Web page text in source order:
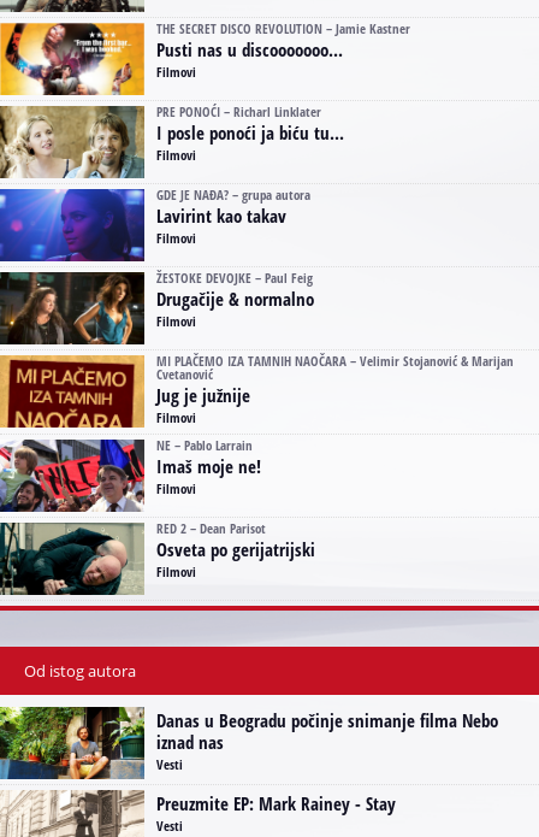
THE SECRET DISCO REVOLUTION – Jamie Kastner
Pusti nas u discooooooo...
Filmovi
PRE PONOĆI – Richarl Linklater
I posle ponoći ja biću tu...
Filmovi
GDE JE NAĐA? – grupa autora
Lavirint kao takav
Filmovi
ŽESTOKE DEVOJKE – Paul Feig
Drugačije & normalno
Filmovi
MI PLAČEMO IZA TAMNIH NAOČARA – Velimir Stojanović & Marijan
Cvetanović
Jug je južnije
Filmovi
NE – Pablo Larrain
Imaš moje ne!
Filmovi
RED 2 – Dean Parisot
Osveta po gerijatrijski
Filmovi
Od istog autora
Danas u Beogradu počinje snimanje filma Nebo
iznad nas
Vesti
Preuzmite EP: Mark Rainey - Stay
Vesti